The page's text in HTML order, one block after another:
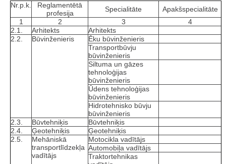
Nr.p.k.
Reglamentētā
profesija
Specialitāte
Apakšspecialitāte
1
2 3
4
2.1.
Arhitekts
Arhitekts
2.2.
Būvinženieris
Ēku būvinženieris
Transportbūvju
būvinženieris
Siltuma un gāzes
tehnoloģijas
būvinženieris
Ūdens tehnoloģijas
būvinženieris
Hidrotehnisko būvju
būvinženieris
2.3.
Būvtehniķis
Būvtehniķis
2.4.
Ģeotehniķis
Ģeotehniķis
2.5.
Mehāniskā
transportlīdzekļa
vadītājs
Motocikla vadītājs
Automobiļa vadītājs
Traktortehnikas